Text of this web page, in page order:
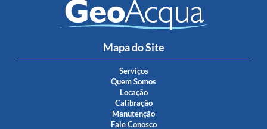
Mapa do Site
Serviços
Quem Somos
Locação
Calibração
Manutenção
Fale Conosco